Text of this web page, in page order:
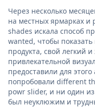
Через несколько
на местных ярмарках и
shades искала способ
wanted, чтобы показать
продукта, свой легкий
привлекательной
предоставили для
попробовали different
powr slider, и ни один
был неуклюжим и